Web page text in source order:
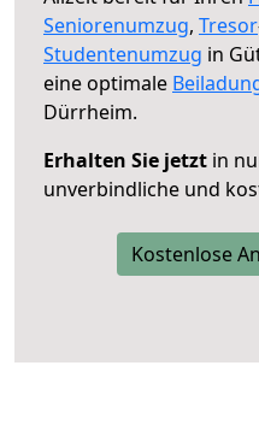
Seniorenumzug, Tresor
Studentenumzug in
eine optimale
Dürrheim.
Erhalten Sie jetzt in
unverbindliche und
Kostenlose